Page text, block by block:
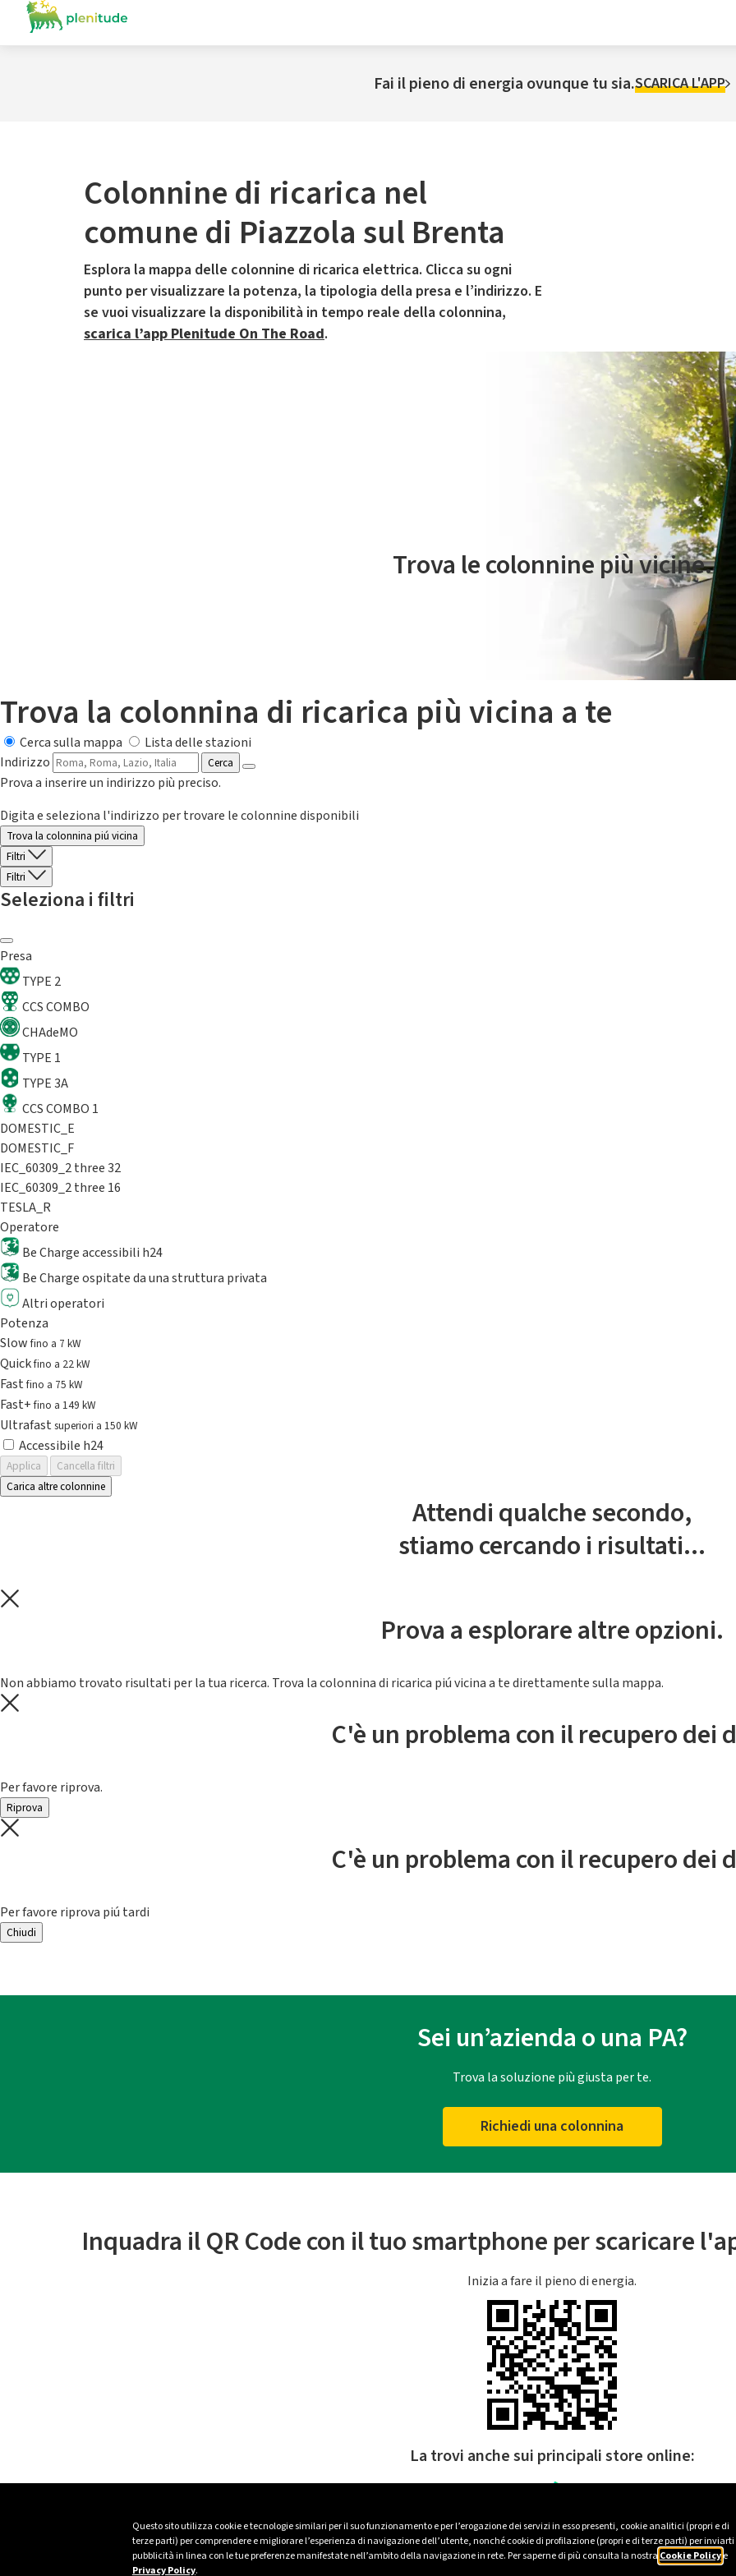
Questo sito utilizza cookie e tecnologie similari per il suo funzionamento e per l’erogazione dei servizi in esso presenti, cookie analitici (propri e di
terze parti) per comprendere e migliorare l’esperienza di navigazione dell’utente, nonché cookie di profilazione (propri e di terze parti) per inviarti
pubblicità in linea con le tue preferenze manifestate nell’ambito della navigazione in rete. Per saperne di più consulta la nostra Cookie Policye
Privacy Policy.
Fai il pieno di energia ovunque tu sia.SCARICA L'APP
Colonnine di ricarica nel
comune di Piazzola sul Brenta
Esplora la mappa delle colonnine di ricarica elettrica. Clicca su ogni
punto per visualizzare la potenza, la tipologia della presa e l’indirizzo. E
se vuoi visualizzare la disponibilità in tempo reale della colonnina,
scarica l’app Plenitude On The Road.
Il servizio di mobilità elettrica è gestito da Plenitude On The Road
Trova le colonnine più vicine.
Trova la colonnina di ricarica più vicina a te
Cerca sulla mappa
Lista delle stazioni
Indirizzo
Cerca
Prova a inserire un indirizzo più preciso.
Digita e seleziona l'indirizzo per trovare le colonnine disponibili
Trova la colonnina piú vicina
Filtri
Filtri
Seleziona i filtri
Presa
TYPE 2
CCS COMBO
CHAdeMO
TYPE 1
TYPE 3A
CCS COMBO 1
DOMESTIC_E
DOMESTIC_F
IEC_60309_2 three 32
IEC_60309_2 three 16
TESLA_R
Operatore
Be Charge accessibili h24
Be Charge ospitate da una struttura privata
Altri operatori
Potenza
Slowfino a 7 kW
Quickfino a 22 kW
Fastfino a 75 kW
Fast+fino a 149 kW
Ultrafast superiori a 150 kW
Accessibile h24
Applica
Cancella filtri
Carica altre colonnine
Attendi qualche secondo,
stiamo cercando i risultati...
Prova a esplorare altre opzioni.
Non abbiamo trovato risultati per la tua ricerca. Trova la colonnina di ricarica piú vicina a te direttamente sulla mappa.
C'è un problema con il recupero dei
Per favore riprova.
Riprova
C'è un problema con il recupero dei
Per favore riprova piú tardi
Chiudi
Sei un’azienda o una PA?
Trova la soluzione più giusta per te.
Richiedi una colonnina
Inquadra il QR Code con il tuo smartphone per scaricare
Inizia a fare il pieno di energia.
La trovi anche sui principali store online: